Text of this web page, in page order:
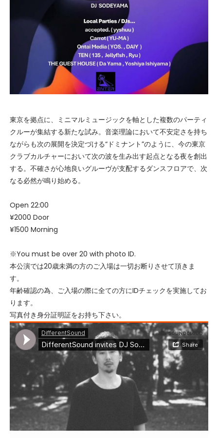
東京を拠点に、ミニマルミュージックを軸とした複数のパーティ
クルーが集結する新たな試み。音楽理論において不安定さを持ち
ながらも次の展開を決定づける“ドミナント”のように、今の東京
クラブカルチャーにおいて次の波を生み出す起点となる夜を創出
する。不確さが心地良いグルーヴが支配するダンスフロアで、次
なる必然が鳴り始める。
Open 22:00
¥2000 Door
¥1500 Morning
※You must be over 20 with photo ID.
本公演では20歳未満の方のご入場は一切お断りさせて頂きま
す。
年齢確認の為、ご入場の際に全ての方にIDチェックを実施してお
ります。
写真付き身分証明証をお持ち下さい。